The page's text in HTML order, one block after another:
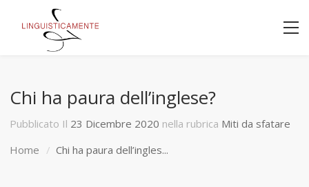
Chi ha paura dell’inglese?
Pubblicato Il 23 Dicembre 2020 nella rubrica Miti da sfatare
Home
Chi ha paura dell’ingles...